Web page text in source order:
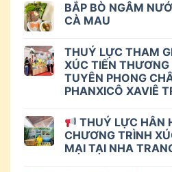
BẮP BÒ NGÂM
CÀ MAU
THUÝ LỰC THAM
XÚC TIẾN
TUYÊN PHONG
PHANXICÔ XAVIÊ
THUÝ LỰC HÂN
CHƯƠNG TRÌNH
MẠI TẠI NHA